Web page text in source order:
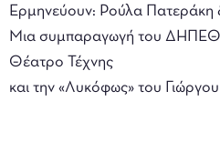
Ερμηνεύουν: Ρούλα Πατεράκη
Μια συμπαραγωγή του
Θέατρο Τέχνης
και την «Λυκόφως» του